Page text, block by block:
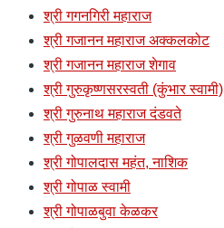
श्री गगनगिरी महाराज
श्री गजानन महाराज अक्कलकोट
श्री गजानन महाराज शेगाव
श्री गुरुकृष्णसरस्वती (कुंभार स्वामी)
श्री गुरुनाथ महाराज दंडवते
श्री गुळवणी महाराज
श्री गोपालदास महंत, नाशिक
श्री गोपाळ स्वामी
श्री गोपाळबुवा केळकर